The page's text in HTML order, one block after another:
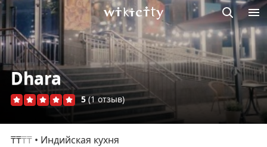
Викисити
Dhara
5 (1 отзыв)
₸₸₸₸ • Индийская кухня